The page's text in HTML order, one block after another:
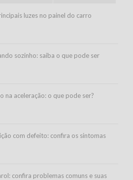
luzes no painel do carro
sozinho: saiba o que pode ser
na aceleração: o que pode ser?
com defeito: confira os sintomas
confira problemas comuns e suas